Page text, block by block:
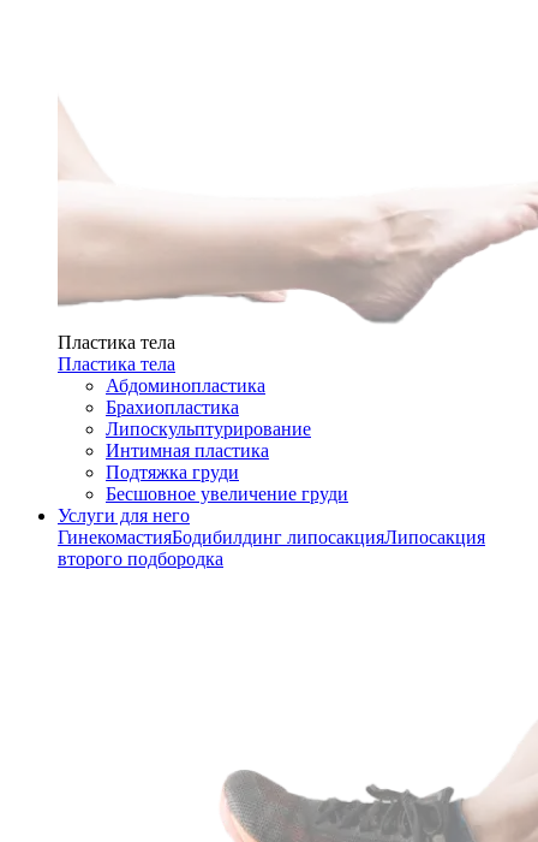
Пластика тела
Пластика тела
Абдоминопластика
Брахиопластика
Липоскульптурирование
Интимная пластика
Подтяжка груди
Бесшовное увеличение груди
Услуги для него
ГинекомастияБодибилдинг липосакцияЛипосакция
второго подбородка